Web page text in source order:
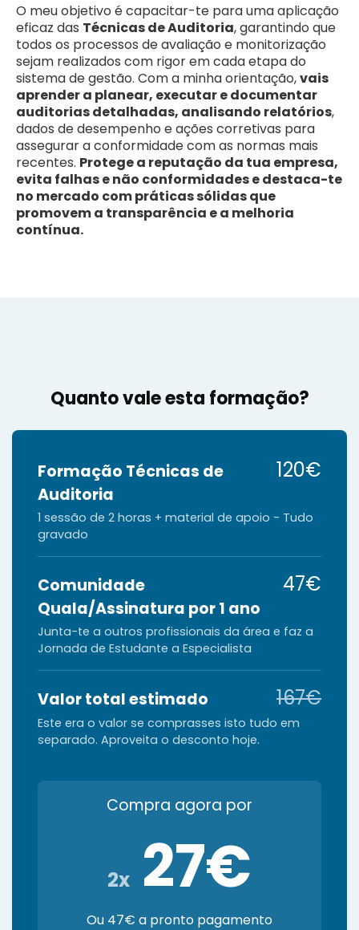
O meu objetivo é capacitar-te para uma aplicação
eficaz das Técnicas de Auditoria, garantindo que
todos os processos de avaliação e monitorização
sejam realizados com rigor em cada etapa do
sistema de gestão. Com a minha orientação,vais
aprender a planear, executar e documentar
auditorias detalhadas, analisando relatórios,
dados de desempenho e ações corretivas para
assegurar a conformidade com as normas mais
recentes. Protege a reputação da tua empresa,
evita falhas e não conformidades e destaca-te
no mercado com práticas sólidas que
promovem a transparência e a melhoria
contínua.
Quanto vale esta formação?
Formação Técnicas de
Auditoria
120€
1 sessão de 2 horas + material de apoio - Tudo
gravado
Comunidade
Quala/Assinatura por 1 ano
47€
Junta-te a outros profissionais da área e faz a
Jornada de Estudante a Especialista
Valor total estimado 167€
Este era o valor se comprasses isto tudo em
separado. Aproveita o desconto hoje.
Compra agora por
2x 27€
Ou 47€ a pronto pagamento